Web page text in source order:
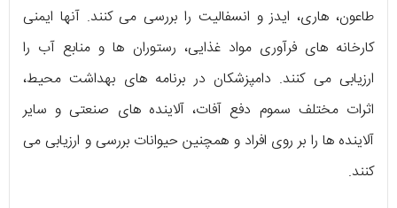
طاعون، هاری، ایدز و انسفالیت را بررسی می کنند. آنها ایمنی
کارخانه های فرآوری مواد غذایی، رستوران ها و منابع آب را
ارزیابی می کنند. دامپزشکان در برنامه های بهداشت محیط،
اثرات مختلف سموم دفع آفات، آلاینده های صنعتی و سایر
آلاینده ها را بر روی افراد و همچنین حیوانات بررسی و ارزیابی می
کنند.